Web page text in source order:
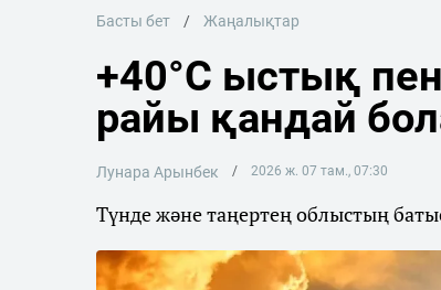
Басты бет Жаңалықтар
+40°C ыстық
райы қандай
Лунара Арынбек 2026 ж. 07 там., 07:30
Түнде және таңертең облыстың